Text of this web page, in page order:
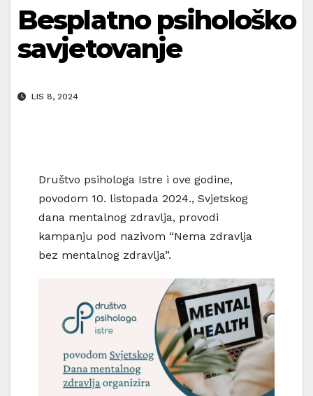
Besplatno psihološko
savjetovanje
LIS 8, 2024
Društvo psihologa Istre i ove godine,
povodom 10. listopada 2024., Svjetskog
dana mentalnog zdravlja, provodi
kampanju pod nazivom “Nema zdravlja
bez mentalnog zdravlja”.